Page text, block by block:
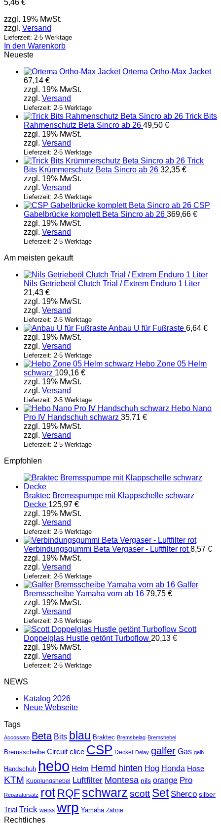
5,46 €
zzgl. 19% MwSt.
zzgl. Versand
Lieferzeit: 2-5 Werktage
In den Warenkorb
Neueste
Ortema Ortho-Max Jacket
67,14 €
zzgl. 19% MwSt.
zzgl. Versand
Lieferzeit: 2-5 Werktage
Trick Bits
Rahmenschutz Beta Sincro ab 26 49,50 €
zzgl. 19% MwSt.
zzgl. Versand
Lieferzeit: 2-5 Werktage
Trick
Bits Krümmerschutz Beta Sincro ab 26 32,35 €
zzgl. 19% MwSt.
zzgl. Versand
Lieferzeit: 2-5 Werktage
CSP
Gabelbrücke komplett Beta Sincro ab 26 369,66 €
zzgl. 19% MwSt.
zzgl. Versand
Lieferzeit: 2-5 Werktage
Am meisten gekauft
Nils Getriebeöl Clutch Trial / Extrem Enduro 1 Liter
21,43 €
zzgl. 19% MwSt.
zzgl. Versand
Lieferzeit: 2-5 Werktage
Anbau U für Fußraste 6,64 €
zzgl. 19% MwSt.
zzgl. Versand
Lieferzeit: 2-5 Werktage
Hebo Zone 05 Helm
schwarz 109,16 €
zzgl. 19% MwSt.
zzgl. Versand
Lieferzeit: 2-5 Werktage
Hebo Nano
Pro IV Handschuh schwarz 35,71 €
zzgl. 19% MwSt.
zzgl. Versand
Lieferzeit: 2-5 Werktage
Empfohlen
Braktec Bremsspumpe mit Klappschelle schwarz
Decke 125,97 €
zzgl. 19% MwSt.
zzgl. Versand
Lieferzeit: 2-5 Werktage
Verbindungsgummi Beta Vergaser - Luftfilter rot 8,57 €
zzgl. 19% MwSt.
zzgl. Versand
Lieferzeit: 2-5 Werktage
Galfer
Bremsscheibe Yamaha vorn ab 16 79,75 €
zzgl. 19% MwSt.
zzgl. Versand
Lieferzeit: 2-5 Werktage
Scott
Doppelglas Hustle getönt Turboflow 20,13 €
zzgl. 19% MwSt.
zzgl. Versand
Lieferzeit: 2-5 Werktage
NEWS
Katalog 2026
Neue Webseite
Tags
Accossato Beta Bits blau Braktec Bremsbelag Bremshebel
Bremsscheibe Circuit clice CSP Deckel Delay galfer Gas gelb
Handschuh hebo Helm Hemd hinten Hog Honda Hose
KTM Kupplungshebel Luftfilter Montesa nils orange Pro
Reparatursatz rot RQF schwarz scott Set Sherco silber
Trial Trick weiss wrp Yamaha Zähne
Rechtliches